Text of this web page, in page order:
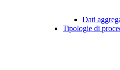
Dati
Tipologie di